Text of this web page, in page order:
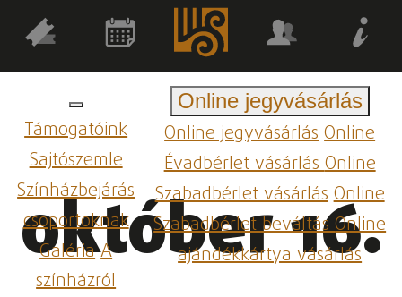
Támogatóink
Sajtószemle
Színházbejárás
csoportoknak
GalériaA
színházról
Online jegyvásárlás
Online jegyvásárlásOnline
Évadbérlet vásárlásOnline
Szabadbérlet vásárlásOnline
Szabadbérlet beváltásOnline
ajándékkártya vásárlás
október 16.